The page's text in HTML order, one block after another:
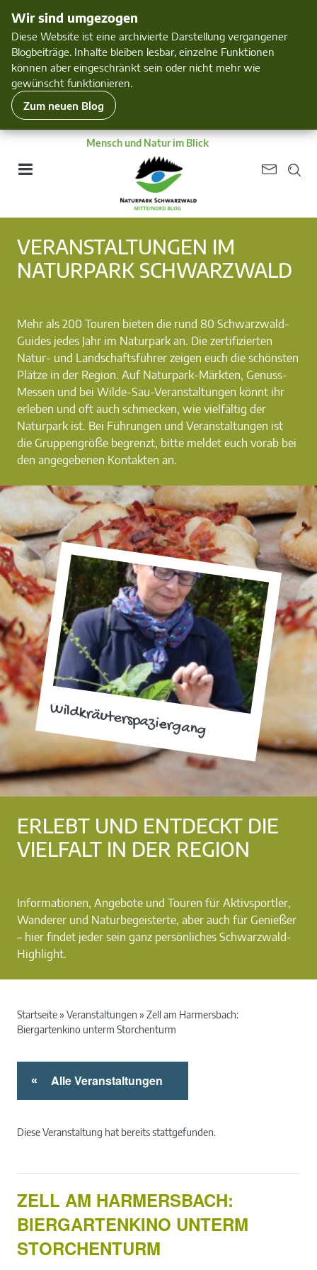
Wir sind umgezogen
Diese Website ist eine archivierte Darstellung vergangener
Blogbeiträge. Inhalte bleiben lesbar, einzelne Funktionen
können aber eingeschränkt sein oder nicht mehr wie
gewünscht funktionieren.
Zum neuen Blog
Mensch und Natur im Blick
Wildkräuterspaziergang
VERANSTALTUNGEN IM
NATURPARK SCHWARZWALD
Mehr als 200 Touren bieten die rund 80 Schwarzwald-
Guides jedes Jahr im Naturpark an. Die zertifizierten
Natur- und Landschaftsführer zeigen euch die schönsten
Plätze in der Region. Auf Naturpark-Märkten, Genuss-
Messen und bei Wilde-Sau-Veranstaltungen könnt ihr
erleben und oft auch schmecken, wie vielfältig der
Naturpark ist. Bei Führungen und Veranstaltungen ist
die Gruppengröße begrenzt, bitte meldet euch vorab bei
den angegebenen Kontakten an.
ERLEBT UND ENTDECKT DIE
VIELFALT IN DER REGION
Informationen, Angebote und Touren für Aktivsportler,
Wanderer und Naturbegeisterte, aber auch für Genießer
– hier findet jeder sein ganz persönliches Schwarzwald-
Highlight.
Startseite» Veranstaltungen » Zell am Harmersbach:
Biergartenkino unterm Storchenturm
« Alle Veranstaltungen
Diese Veranstaltung hat bereits stattgefunden.
ZELL AM HARMERSBACH:
BIERGARTENKINO UNTERM
STORCHENTURM